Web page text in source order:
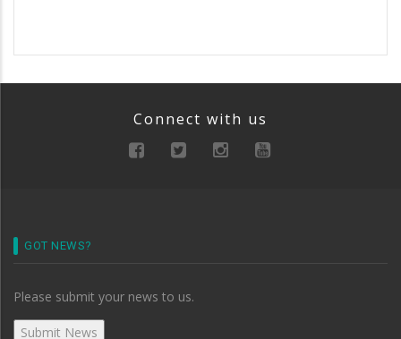
Connect with us
GOT NEWS?
Please submit your news to us.